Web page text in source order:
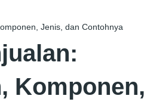
Jenis, dan Contohnya
Komponen,